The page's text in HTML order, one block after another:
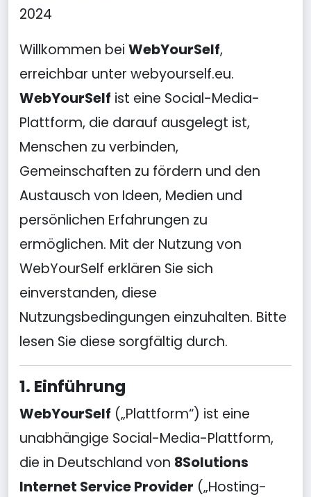
2024
Willkommen bei WebYourSelf,
erreichbar unter webyourself.eu.
WebYourSelf ist eine Social-Media-
Plattform, die darauf ausgelegt ist,
Menschen zu verbinden,
Gemeinschaften zu fördern und den
Austausch von Ideen, Medien und
persönlichen Erfahrungen zu
ermöglichen. Mit der Nutzung von
WebYourSelf erklären Sie sich
einverstanden, diese
Nutzungsbedingungen einzuhalten. Bitte
lesen Sie diese sorgfältig durch.
1. Einführung
WebYourSelf („Plattform“) ist eine
unabhängige Social-Media-Plattform,
die in Deutschland von 8Solutions
Internet Service Provider („Hosting-